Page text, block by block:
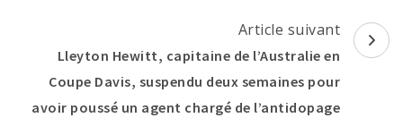
Article suivant
Lleyton Hewitt, capitaine de l’Australie en
Coupe Davis, suspendu deux semaines pour
avoir poussé un agent chargé de l’antidopage